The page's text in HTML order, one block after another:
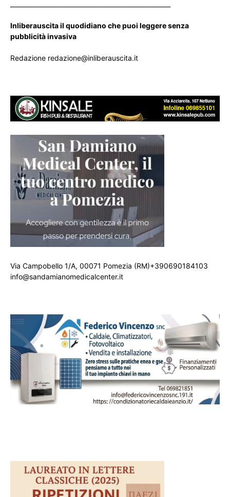
Inliberauscita il quodidiano che puoi leggere senza
pubblicità invasiva
Redazione redazione@inliberauscita.it
Via Campobello 1/A, 00071 Pomezia (RM)+390690184103
info@sandamianomedicalcenter.it